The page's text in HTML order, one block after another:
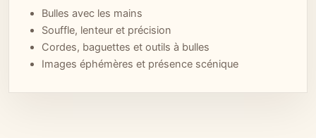
Bulles avec les mains
Souffle, lenteur et précision
Cordes, baguettes et outils à bulles
Images éphémères et présence scénique